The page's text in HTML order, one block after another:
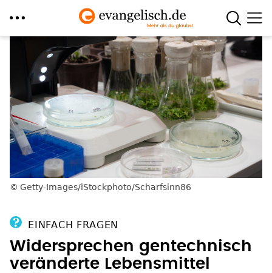
Getty-Images/iStockphoto/Scharfsinn86
EINFACH FRAGEN
Widersprechen gentechnisch
veränderte Lebensmittel